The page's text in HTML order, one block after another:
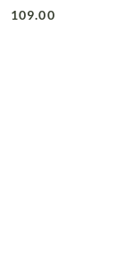
Cena:
109.00